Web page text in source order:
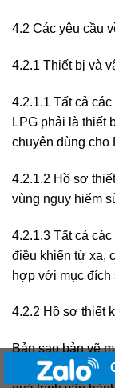
4.2 Các yêu cầu
4.2.1 Thiết bị và
4.2.1.1 Tất cả
LPG phải là thiết
chuyên dùng cho
4.2.1.2 Hồ sơ
vùng nguy hiểm
4.2.1.3 Tất cả
điều khiển từ xa,
hợp với mục đích
4.2.2 Hồ sơ thiết
Bản sao bản vẽ
mới nhất phải